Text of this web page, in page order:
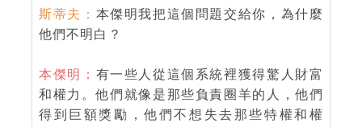
斯蒂夫： 本傑明我把這個問題交給你，為什麼
他們不明白？
本傑明： 有一些人從這個系統裡獲得驚人財富
和權力。他們就像是那些負責圈羊的人，他們
得到巨額獎勵，他們不想失去那些特權和權